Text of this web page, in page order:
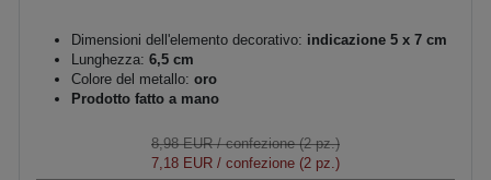
Dimensioni dell'elemento decorativo: indicazione 5 x 7 cm
Lunghezza: 6,5 cm
Colore del metallo: oro
Prodotto fatto a mano
8,98 EUR/ confezione (2 pz.)
7,18 EUR / confezione (2 pz.)